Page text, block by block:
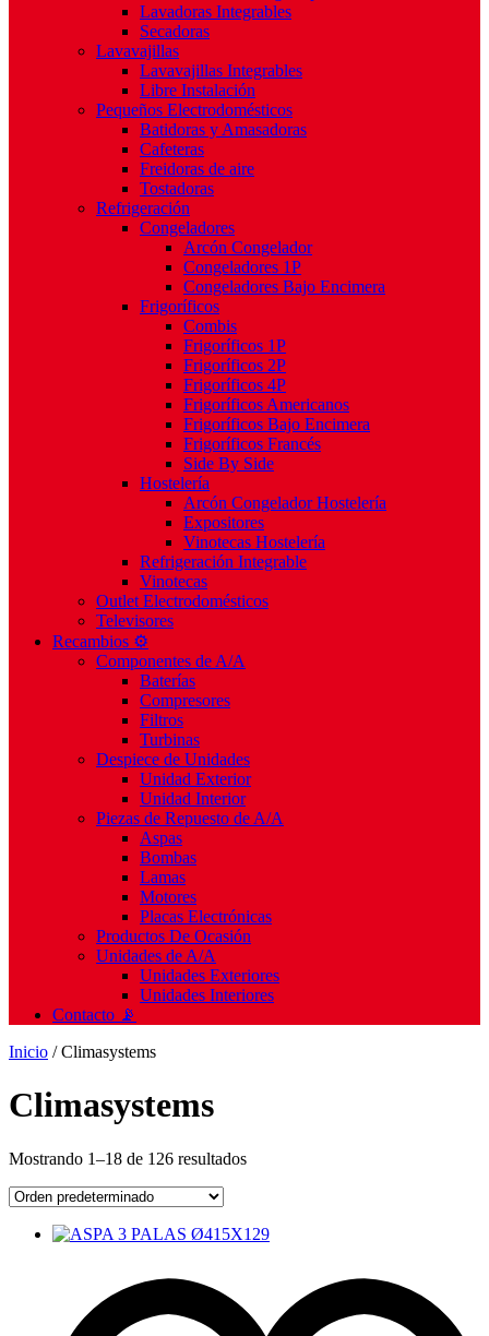
Lavadoras Integrables
Secadoras
Lavavajillas
Lavavajillas Integrables
Libre Instalación
Pequeños Electrodomésticos
Batidoras y Amasadoras
Cafeteras
Freidoras de aire
Tostadoras
Refrigeración
Congeladores
Arcón Congelador
Congeladores 1P
Congeladores Bajo Encimera
Frigoríficos
Combis
Frigoríficos 1P
Frigoríficos 2P
Frigoríficos 4P
Frigoríficos Americanos
Frigoríficos Bajo Encimera
Frigoríficos Francés
Side By Side
Hostelería
Arcón Congelador Hostelería
Expositores
Vinotecas Hostelería
Refrigeración Integrable
Vinotecas
Outlet Electrodomésticos
Televisores
Recambios ⚙️
Componentes de A/A
Baterías
Compresores
Filtros
Turbinas
Despiece de Unidades
Unidad Exterior
Unidad Interior
Piezas de Repuesto de A/A
Aspas
Bombas
Lamas
Motores
Placas Electrónicas
Productos De Ocasión
Unidades de A/A
Unidades Exteriores
Unidades Interiores
Contacto 📡
Inicio / Climasystems
Climasystems
Mostrando 1–18 de 126 resultados